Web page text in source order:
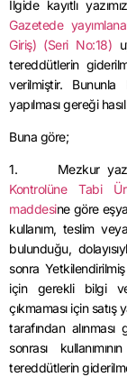
İlgide kayıtlı
Gazetede
Giriş) (Seri No:18)
tereddütlerin
verilmiştir.
yapılması gereği
Buna göre;
1. Mezkur
Kontrolüne Tabi
maddesine göre
kullanım, teslim
bulunduğu,
sonra
için gerekli bilgi
çıkmaması için
tarafından
sonrası
tereddütlerin